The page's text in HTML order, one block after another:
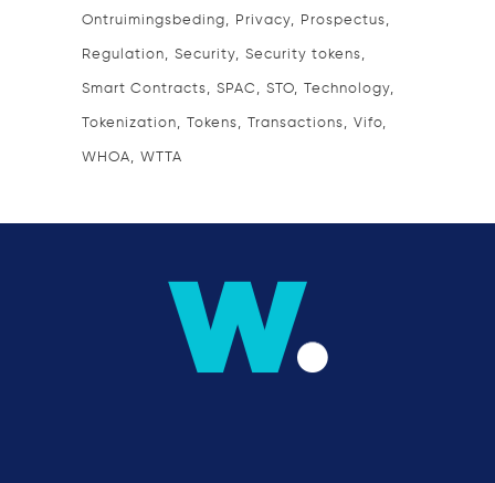
Ontruimingsbeding Privacy Prospectus
Regulation Security Security tokens
Smart Contracts SPAC STO Technology
Tokenization Tokens Transactions Vifo
WHOA WTTA